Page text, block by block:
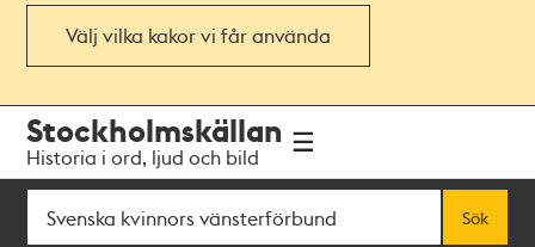
Välj vilka kakor vi får använda
navigationen
huvudinnehållet
Stockholmskällan
Historia i ord, ljud och bild
Sök
Sök